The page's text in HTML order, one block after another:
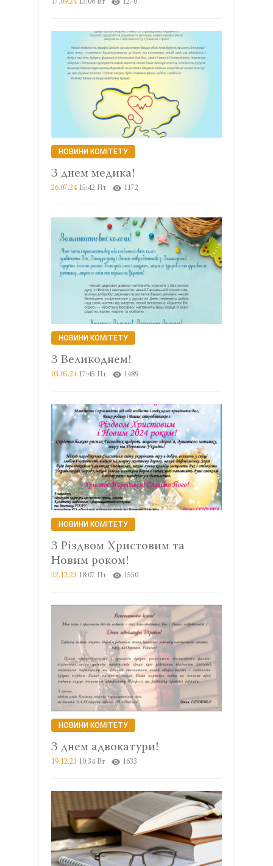
17.09.2413:06 Вт 1270
НОВИНИ КОМІТЕТУ
З днем медика!
26.07.2415:42 Пт 1172
НОВИНИ КОМІТЕТУ
З Великоднем!
03.05.2417:45 Пт 1489
НОВИНИ КОМІТЕТУ
З Різдвом Христовим та
Новим роком!
22.12.23 18:07 Пт 1550
НОВИНИ КОМІТЕТУ
З днем адвокатури!
19.12.23 10:34 Вт 1633